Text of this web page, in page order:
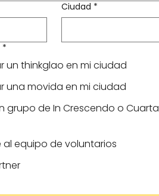
Ciudad *
*
un thinkglao en mi ciudad
una movida en mi ciudad
grupo de In Crescendo o Cuarta
al equipo de voluntarios